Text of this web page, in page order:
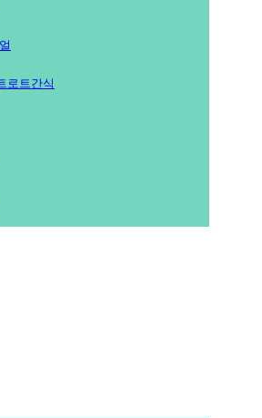
로트간식